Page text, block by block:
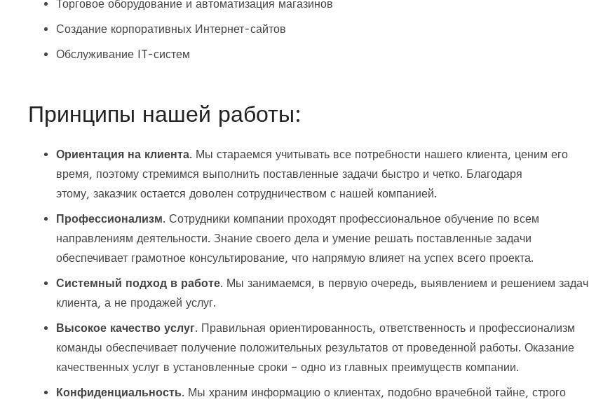
Торговое оборудование и автоматизация магазинов
Создание корпоративных Интернет-сайтов
Обслуживание IT-систем
Принципы нашей работы:
Ориентация на клиента. Мы стараемся учитывать все потребности нашего клиента, ценим его
время, поэтому стремимся выполнить поставленные задачи быстро и четко. Благодаря
этому, заказчик остается доволен сотрудничеством с нашей компанией.
Профессионализм. Сотрудники компании проходят профессиональное обучение по всем
направлениям деятельности. Знание своего дела и умение решать поставленные задачи
обеспечивает грамотное консультирование, что напрямую влияет на успех всего проекта.
Системный подход в работе. Мы занимаемся, в первую очередь, выявлением и решением задач
клиента, а не продажей услуг.
Высокое качество услуг. Правильная ориентированность, ответственность и профессионализм
команды обеспечивает получение положительных результатов от проведенной работы. Оказание
качественных услуг в установленные сроки – одно из главных преимуществ компании.
Конфиденциальность. Мы храним информацию о клиентах, подобно врачебной тайне, строго